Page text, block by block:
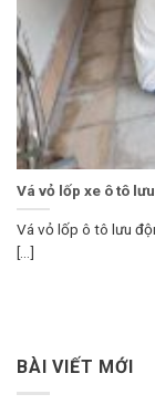
Vá vỏ lốp xe ô tô
Vá vỏ lốp ô tô lưu
[...]
BÀI VIẾT MỚI